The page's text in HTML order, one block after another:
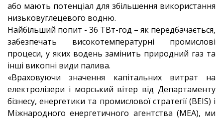
або мають потенціал для збільшення використання
низьковуглецевого водню.
Найбільший попит - 36 ТВт-год – як передбачається,
забезпечать високотемпературні промислові
процеси, у яких водень замінить природний газ та
інші викопні види палива.
«Враховуючи значення капітальних витрат на
електролізери і морський вітер від Департаменту
бізнесу, енергетики та промислової стратегії (BEIS) і
Міжнародного енергетичного агентства (МЕА), ми